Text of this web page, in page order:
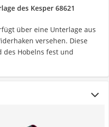
des Kesper 68621
über eine Unterlage aus
versehen. Diese
des Hobelns fest und